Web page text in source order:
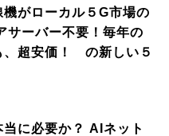
がローカル５G市場の
サーバー不要！毎年の
、超安価！ の新しい５
に必要か？ AIネット